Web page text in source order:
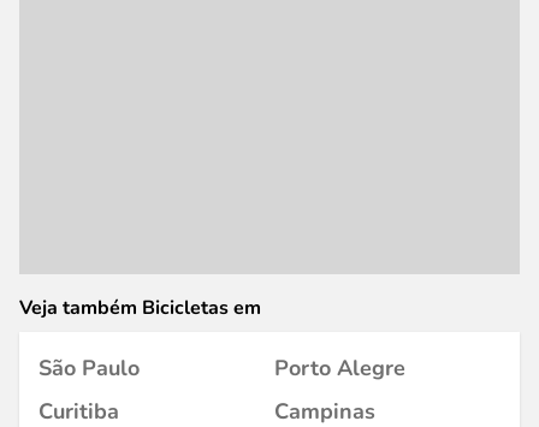
Veja também Bicicletas em
São Paulo
Porto Alegre
Curitiba
Campinas